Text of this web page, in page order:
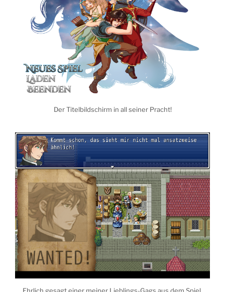
Der Titelbildschirm in all seiner Pracht!
Ehrlich gesagt einer meiner Lieblings-Gags aus dem Spiel.